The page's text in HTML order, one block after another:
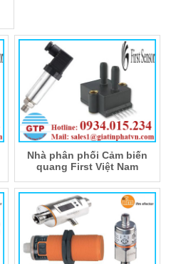
Nhà phân phối Cảm biến
quang First Việt Nam